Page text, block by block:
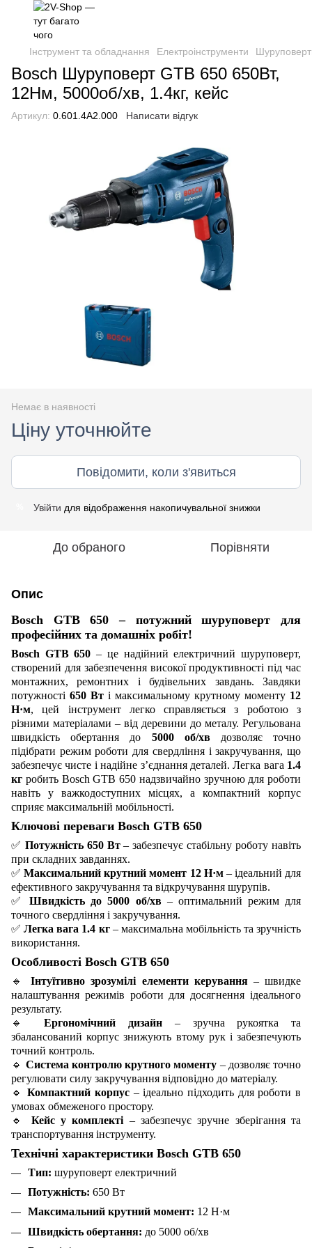
Інструмент та обладнання Електроінструменти
Bosch Шуруповерт GTB 650 650Вт,
12Нм, 5000об/хв, 1.4кг, кейс
Артикул: 0.601.4A2.000 Написати відгук
Немає в наявності
Ціну уточнюйте
Повідомити, коли з'явиться
Увійти для відображення накопичувальної знижки
До обраного Порівняти
Опис
Bosch GTB 650 – потужний шуруповерт для
професійних та домашніх робіт!
Bosch GTB 650 – це надійний електричний шуруповерт,
створений для забезпечення високої продуктивності під час
монтажних, ремонтних і будівельних завдань. Завдяки
потужності 650 Вт і максимальному крутному моменту 12
Н·м, цей інструмент легко справляється з роботою з
різними матеріалами – від деревини до металу. Регульована
швидкість обертання до 5000 об/хвдозволяє точно
підібрати режим роботи для свердління і закручування, що
забезпечує чисте і надійне з’єднання деталей. Легка вага 1.4
кг робить Bosch GTB 650 надзвичайно зручною для роботи
навіть у важкодоступних місцях, а компактний корпус
сприяє максимальній мобільності.
Ключові переваги Bosch GTB 650
✅ Потужність 650 Вт– забезпечує стабільну роботу навіть
при складних завданнях.
✅ Максимальний крутний момент 12 Н·м– ідеальний для
ефективного закручування та відкручування шурупів.
✅
Швидкість до 5000 об/хв– оптимальний режим для
точного свердління і закручування.
✅ Легка вага 1.4 кг– максимальна мобільність та зручність
використання.
Особливості Bosch GTB 650
🔹 Інтуїтивно зрозумілі елементи керування– швидке
налаштування режимів роботи для досягнення ідеального
результату.
🔹
Ергономічний дизайн – зручна рукоятка та
збалансований корпус знижують втому рук і забезпечують
точний контроль.
🔹 Система контролю крутного моменту – дозволяє точно
регулювати силу закручування відповідно до матеріалу.
🔹
Компактний корпус – ідеально підходить для роботи в
умовах обмеженого простору.
🔹
Кейс у комплекті – забезпечує зручне зберігання та
транспортування інструменту.
Технічні характеристики Bosch GTB 650
Тип: шуруповерт електричний
Потужність: 650 Вт
Максимальний крутний момент: 12 Н·м
Швидкість обертання: до 5000 об/хв